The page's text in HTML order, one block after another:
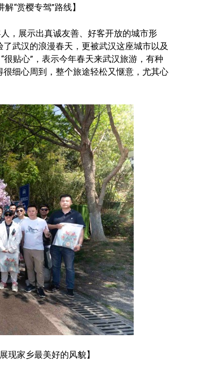
“赏樱专驾”路线】
，展示出真诚友善、好客开放的城市形
武汉的浪漫春天，更被武汉这座城市以及
贴心”，表示今年春天来武汉旅游，有种
细心周到，整个旅途轻松又惬意，尤其心
现家乡最美好的风貌】